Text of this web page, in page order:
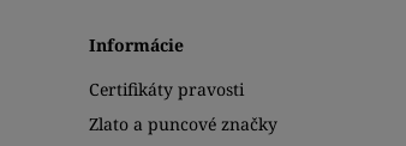
Informácie
Certifikáty pravosti
Zlato a puncové značky